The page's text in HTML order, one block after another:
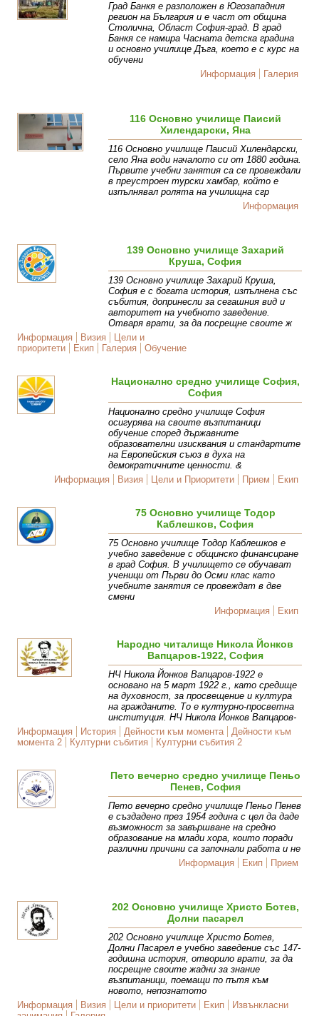
Град Банкя e разположен в Югозападния
регион на България и е част от община
Столична, Oбласт София-град. В град
Банкя се намира Часната детска градина
и основно училище Дъга, което е с курс на
обучени
Информация
Галерия
116 Основно училище Паисий
Хилендарски, Яна
116 Основно училище Паисий Хилендарски,
село Яна води началото си от 1880 година.
Първите учебни занятия са се провеждали
в преустроен турски хамбар, който е
изпълнявал ролята на училищна сгр
Информация
139 Основно училище Захарий
Круша, София
139 Основно училище Захарий Круша,
София е с богата история, изпълнена със
събития, допринесли за сегашния вид и
авторитет на учебното заведение.
Отваря врати, за да посрещне своите ж
Информация
Визия
Цели и
приоритети
Екип Галерия Обучение
Национално средно училище София,
София
Национално средно училище София
осигурява на своите възпитаници
обучение според държавните
образователни изисквания и стандартите
на Европейския съюз в духа на
демократичните ценности. &
Информация
Визия Цели и Приоритети Прием Екип
75 Основно училище Тодор
Каблешков, София
75 Основно училище Тодор Каблешков е
учебно заведение с общинско финансиране
в град София. В училището се обучават
ученици от Първи до Осми клас като
учебните занятия се провеждат в две
смени
Информация
Екип
Народно читалище Никола Йонков
Вапцаров-1922, София
НЧ Никола Йонков Вапцаров-1922 е
основано на 5 март 1922 г., като средище
на духовност, за просвещение и култура
на гражданите. То е културно-просветна
институция. НЧ Никола Йонков Вапцаров-
Информация
История Дейности към момента
Дейности към
момента 2
Културни събития Културни събития 2
Пето вечерно средно училище Пеньо
Пенев, София
Пето вечерно средно училище Пеньо Пенев
е създадено през 1954 година с цел да даде
възможност за завършване на средно
образование на млади хора, които поради
различни причини са започнали работа и не
Информация
Екип Прием
202 Основно училище Христо Ботев,
Долни пасарел
202 Основно училище Христо Ботев,
Долни Пасарел е учебно заведение със 147-
годишна история, отворило врати, за да
посрещне своите жадни за знание
възпитаници, поемащи по пътя към
новото, непознатото
Информация
Визия Цели и приоритети Екип
Извънкласни